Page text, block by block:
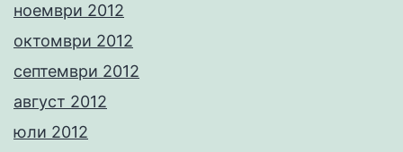
ноември 2012
октомври 2012
септември 2012
август 2012
юли 2012